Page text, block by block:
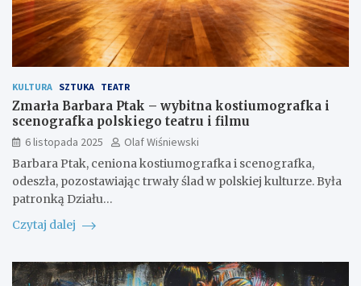
KULTURA SZTUKA TEATR
Zmarła Barbara Ptak – wybitna kostiumografka i
scenografka polskiego teatru i filmu
6 listopada 2025
Olaf Wiśniewski
Barbara Ptak, ceniona kostiumografka i scenografka,
odeszła, pozostawiając trwały ślad w polskiej kulturze. Była
patronką Działu…
Czytaj dalej